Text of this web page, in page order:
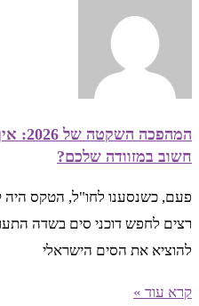
חשוב במזוודה שלכם?
פעם, כשנסענו לחו"ל, הטקס היה
רצים לחפש דוכני סים בשדה
להוציא את הסים הישראלי
קרא עוד »